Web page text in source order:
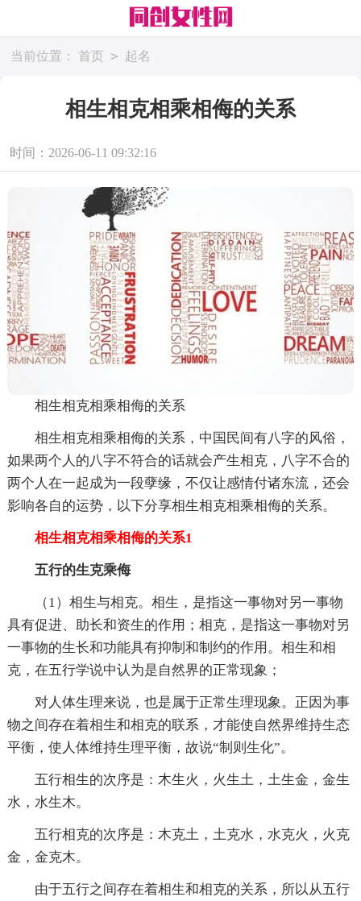
当前位置： 首页 > 起名
相生相克相乘相侮的关系
时间：2026-06-11 09:32:16
相生相克相乘相侮的关系
相生相克相乘相侮的关系，中国民间有八字的风俗，
如果两个人的八字不符合的话就会产生相克，八字不合的
两个人在一起成为一段孽缘，不仅让感情付诸东流，还会
影响各自的运势，以下分享相生相克相乘相侮的关系。
相生相克相乘相侮的关系1
五行的生克乘侮
（1）相生与相克。相生，是指这一事物对另一事物
具有促进、助长和资生的作用；相克，是指这一事物对另
一事物的生长和功能具有抑制和制约的作用。相生和相
克，在五行学说中认为是自然界的正常现象；
对人体生理来说，也是属于正常生理现象。正因为事
物之间存在着相生和相克的联系，才能使自然界维持生态
平衡，使人体维持生理平衡，故说“制则生化”。
五行相生的次序是：木生火，火生土，土生金，金生
水，水生木。
五行相克的次序是：木克土，土克水，水克火，火克
金，金克木。
由于五行之间存在着相生和相克的关系，所以从五行